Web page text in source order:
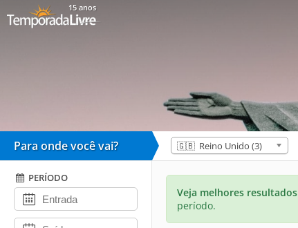
15 anos
Para onde você vai? 🇬🇧 Reino Unido (3)
PERÍODO
Veja melhores resultados
período.